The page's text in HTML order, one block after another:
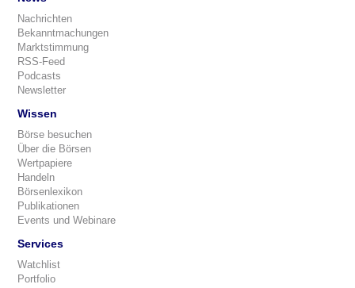
Nachrichten
Bekanntmachungen
Marktstimmung
RSS-Feed
Podcasts
Newsletter
Wissen
Börse besuchen
Über die Börsen
Wertpapiere
Handeln
Börsenlexikon
Publikationen
Events und Webinare
Services
Watchlist
Portfolio